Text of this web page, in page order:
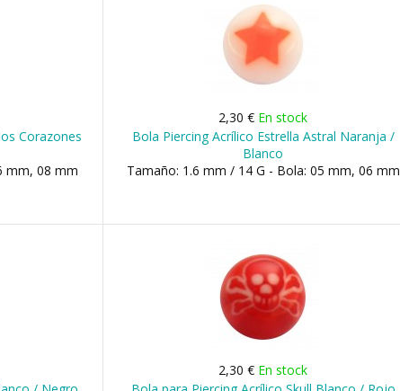
Corazones
mm, 08 mm
2,30 € En stock
Bola Piercing Acrílico Estrella Astral Naranja /
Blanco
Tamaño: 1.6 mm / 14 G - Bola: 05 mm, 06 mm
2,30 € En stock